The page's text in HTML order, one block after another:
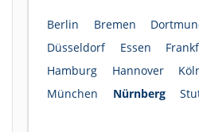
Berlin Bremen
Düsseldorf
Essen
Hamburg
Hannover
München
Nürnberg